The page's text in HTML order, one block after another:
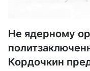
Не ядерному
Кордочкин